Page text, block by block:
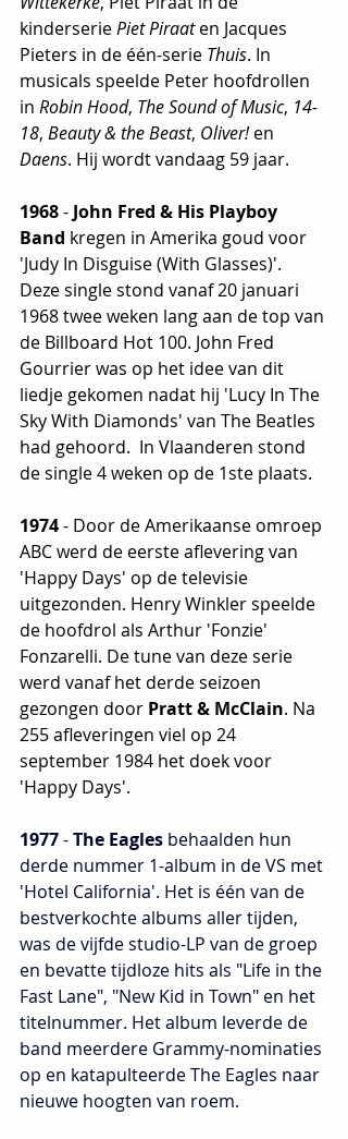
kinderserie Piet Piraat en Jacques
Pieters in de één-serie Thuis. In
musicals speelde Peter hoofdrollen
in Robin Hood, The Sound of Music, 14-
18, Beauty & the Beast, Oliver! en
Daens. Hij wordt vandaag 59 jaar.
1968 - John Fred & His Playboy
Band kregen in Amerika goud voor
'Judy In Disguise (With Glasses)'.
Deze single stond vanaf 20 januari
1968 twee weken lang aan de top van
de Billboard Hot 100. John Fred
Gourrier was op het idee van dit
liedje gekomen nadat hij 'Lucy In The
Sky With Diamonds' van The Beatles
had gehoord.  In Vlaanderen stond
de single 4 weken op de 1ste plaats.
1974 - Door de Amerikaanse omroep
ABC werd de eerste aflevering van
'Happy Days' op de televisie
uitgezonden. Henry Winkler speelde
de hoofdrol als Arthur 'Fonzie'
Fonzarelli. De tune van deze serie
werd vanaf het derde seizoen
gezongen door Pratt & McClain. Na
255 afleveringen viel op 24
september 1984 het doek voor
'Happy Days'.
1977 - The Eagles behaalden hun
derde nummer 1-album in de VS met
'Hotel California'. Het is één van de
bestverkochte albums aller tijden,
was de vijfde studio-LP van de groep
en bevatte tijdloze hits als "Life in the
Fast Lane", "New Kid in Town" en het
titelnummer. Het album leverde de
band meerdere Grammy-nominaties
op en katapulteerde The Eagles naar
nieuwe hoogten van roem.